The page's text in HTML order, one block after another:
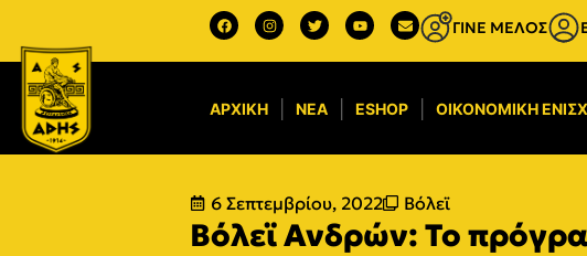
ΓΙΝΕ ΜΕΛΟΣ
ΑΡΧΙΚΉ ΝΈΑ ESHOP ΟΙΚΟΝΟΜΙΚΉ
6 Σεπτεμβρίου, 2022 Βόλεϊ
Βόλεϊ Ανδρών: Το